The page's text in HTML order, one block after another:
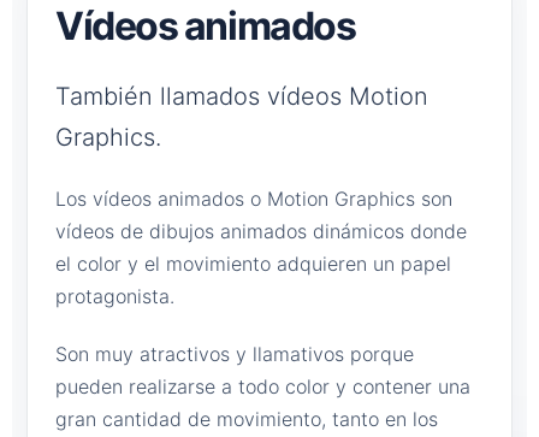
Vídeos animados
También llamados vídeos Motion
Graphics.
Los vídeos animados o Motion Graphics son
vídeos de dibujos animados dinámicos donde
el color y el movimiento adquieren un papel
protagonista.
Son muy atractivos y llamativos porque
pueden realizarse a todo color y contener una
gran cantidad de movimiento, tanto en los